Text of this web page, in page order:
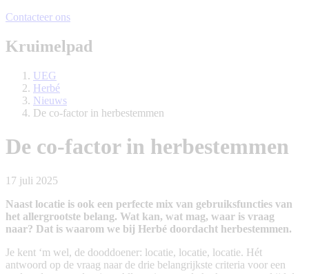
Contacteer ons
Kruimelpad
UEG
Herbé
Nieuws
De co-factor in herbestemmen
De co-factor in herbestemmen
17 juli 2025
Naast locatie is ook een perfecte mix van gebruiksfuncties van
het allergrootste belang. Wat kan, wat mag, waar is vraag
naar? Dat is waarom we bij Herbé doordacht herbestemmen.
Je kent ‘m wel, de dooddoener: locatie, locatie, locatie. Hét
antwoord op de vraag naar de drie belangrijkste criteria voor een